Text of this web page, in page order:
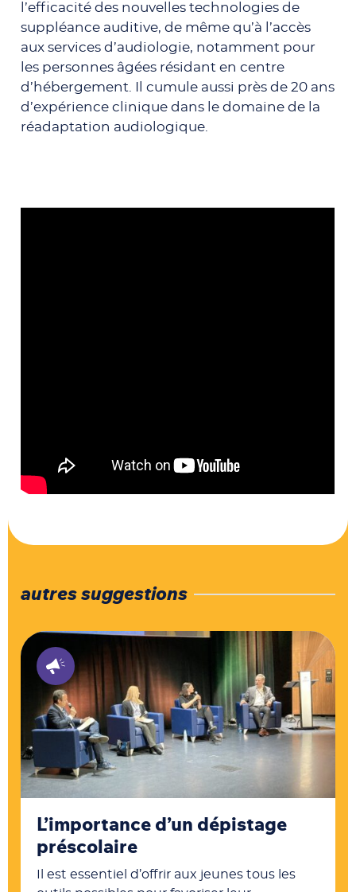
l’efficacité des nouvelles technologies de
suppléance auditive, de même qu’à l’accès
aux services d’audiologie, notamment pour
les personnes âgées résidant en centre
d’hébergement. Il cumule aussi près de 20 ans
d’expérience clinique dans le domaine de la
réadaptation audiologique.
autres suggestions
L’importance d’un dépistage
préscolaire
Il est essentiel d’offrir aux jeunes tous les